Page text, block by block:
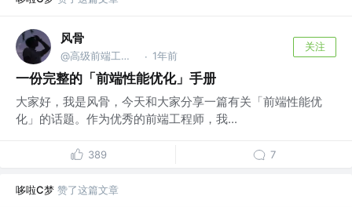
风骨
@高级前端工程师 · 1年前
关注
一份完整的「前端性能优化」手册
大家好，我是风骨，今天和大家分享一篇有关「前端性能优
化」的话题。作为优秀的前端工程师，我...
389 7
哆啦C梦 赞了这篇文章